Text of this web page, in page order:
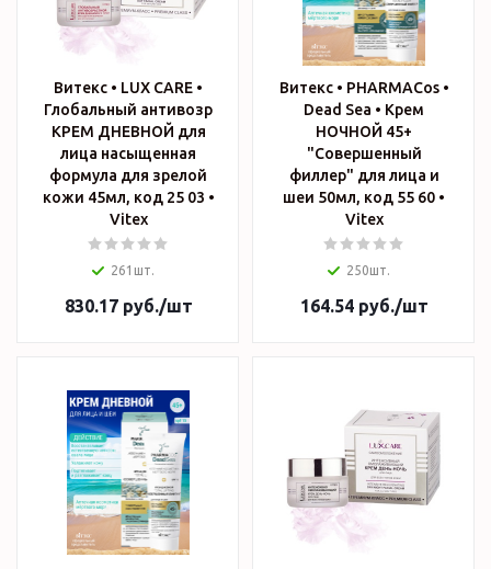
Витекс • LUX CARE •
Глобальный антивозр
КРЕМ ДНЕВНОЙ для
лица насыщенная
формула для зрелой
кожи 45мл, код 25 03 •
Vitex
261шт.
830.17руб./шт
Витекс • PHARMACos •
Dead Sea • Крем
НОЧНОЙ 45+
"Совершенный
филлер" для лица и
шеи 50мл, код 55 60 •
Vitex
250шт.
164.54руб./шт